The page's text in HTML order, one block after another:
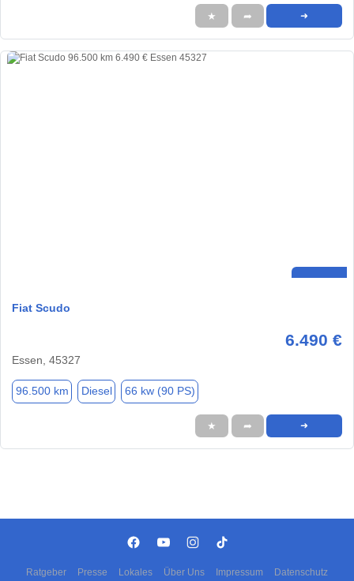
★ ➦ ➜
Fiat Scudo
6.490 €
Essen, 45327
96.500 km Diesel 66 kw (90 PS)
★ ➦ ➜
Ratgeber Presse Lokales Über Uns Impressum Datenschutz